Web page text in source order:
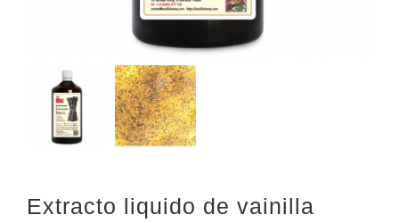
Extracto liquido de vainilla